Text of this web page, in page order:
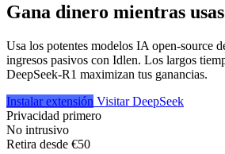
Gana dinero mientras
Usa los potentes modelos IA open-source
ingresos pasivos con Idlen. Los largos
DeepSeek-R1 maximizan tus ganancias.
Instalar extensión Visitar DeepSeek
Privacidad primero
No intrusivo
Retira desde €50